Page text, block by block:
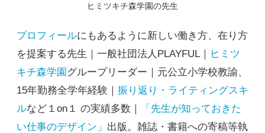
ヒミツキチ森学園の先生
プロフィールにもあるように新しい働き方、在り方
を提案する先生｜一般社団法人PLAYFUL｜ ヒミツ
キチ森学園 グループリーダー｜元公立小学校教諭、
15年勤務全学年経験｜ 振り返り・ライティングスキ
ルなど１on１ の実績多数｜
「先生が知っておきた
い仕事のデザイン」 出版。雑誌・書籍への寄稿等執